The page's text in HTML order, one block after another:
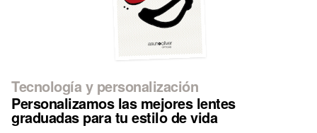
Tecnología y personalización
Personalizamos las mejores lentes
graduadas para tu estilo de vida